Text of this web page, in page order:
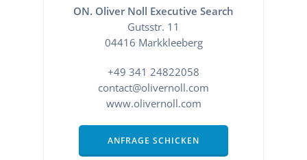
ON. Oliver Noll Executive Search
Gutsstr. 11
04416 Markkleeberg
+49 341 24822058
contact@olivernoll.com
www.olivernoll.com
ANFRAGE SCHICKEN